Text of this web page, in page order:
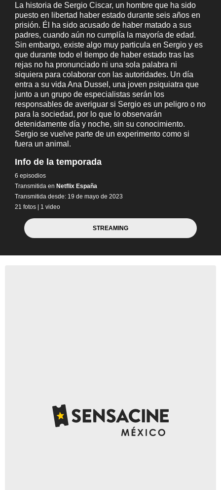
La historia de Sergio Ciscar, un hombre que ha sido
puesto en libertad haber estado durante seis años en
prisión. Él ha sido acusado de haber matado a sus
padres, cuando aún no cumplía la mayoría de edad.
Sin embargo, existe algo muy particula en Sergio y es
que durante todo el tiempo de haber estado tras las
rejas no ha pronunciado ni una sola palabra ni
siquiera para colaborar con las autoridades. Un día
entra a su vida Ana Dussel, una joven psiquiatra que
junto a un grupo de especialistas serán los
responsables de averiguar si Sergio es un peligro o no
para la sociedad, por lo que lo observarán
detenidamente día y noche, sin su conocimiento.
Sergio se vuelve parte de un experimento como si
fuera un animal.
Info de la temporada
6 episodios
Transmitida en Netflix España
Transmitida desde: 19 de mayo de 2023
21 fotos | 1 video
STREAMING